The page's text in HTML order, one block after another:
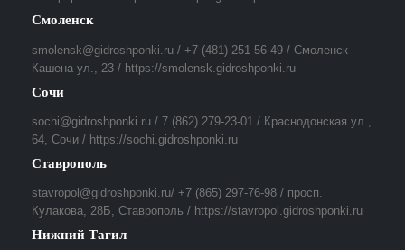
Смоленск
smolensk@gidroshponki.ru / +7 (481) 251-56-49 / Смоленск
Кашена ул., 23 / https://smolensk.gidroshponki.ru
Сочи
sochi@gidroshponki.ru / 7 (862) 279-23-01 / Краснодонская ул.,
64, Сочи / https://sochi.gidroshponki.ru
Ставрополь
stavropol@gidroshponki.ru/ +7 (865) 297-76-98 / просп.
Кулакова, 28Б, Ставрополь / https://stavropol.gidroshponki.ru
Нижний Тагил